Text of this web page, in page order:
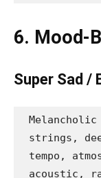
6. Mood-
Super Sad /
strings,
tempo,
acoustic,